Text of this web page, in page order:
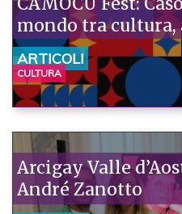
mondo tra cultura,
integrazione.
dicembre ore 12
di Casoria
ARTICOLI
CULTURA
Arcigay Valle
André Zanotto